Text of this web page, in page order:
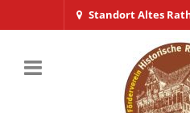
Standort Altes